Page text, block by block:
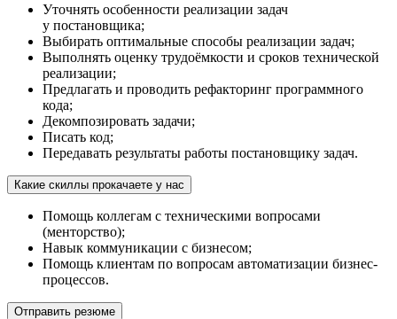
Уточнять особенности реализации задач
у постановщика;
Выбирать оптимальные способы реализации задач;
Выполнять оценку трудоёмкости и сроков технической
реализации;
Предлагать и проводить рефакторинг программного
кода;
Декомпозировать задачи;
Писать код;
Передавать результаты работы постановщику задач.
Какие скиллы прокачаете у нас
Помощь коллегам с техническими вопросами
(менторство);
Навык коммуникации с бизнесом;
Помощь клиентам по вопросам автоматизации бизнес-
процессов.
Отправить резюме